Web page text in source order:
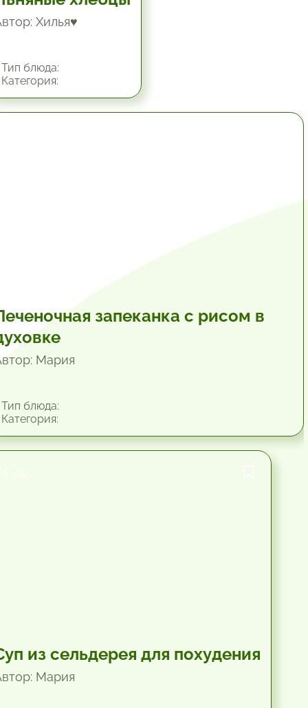
Хилья♥
блюда:
запеканка с рисом в
Мария
блюда:
из сельдерея для похудения
Мария